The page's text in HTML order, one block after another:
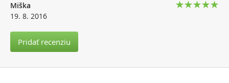
Miška
19. 8. 2016
Pridať recenziu